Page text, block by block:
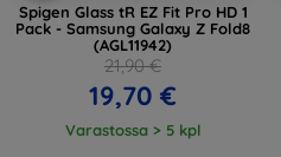
Spigen Glass tR EZ Fit Pro HD 1
Pack - Samsung Galaxy Z Fold8
(AGL11942)
21,90 €
19,70 €
Varastossa > 5 kpl